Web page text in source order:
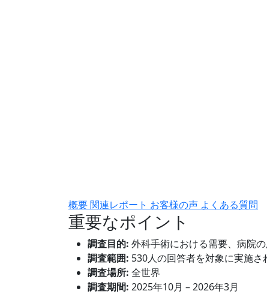
概要関連レポート お客様の声 よくある質問
重要なポイント
調査目的: 外科手術における需要、病院
調査範囲: 530人の回答者を対象に実施さ
調査場所: 全世界
調査期間: 2025年10月 – 2026年3月